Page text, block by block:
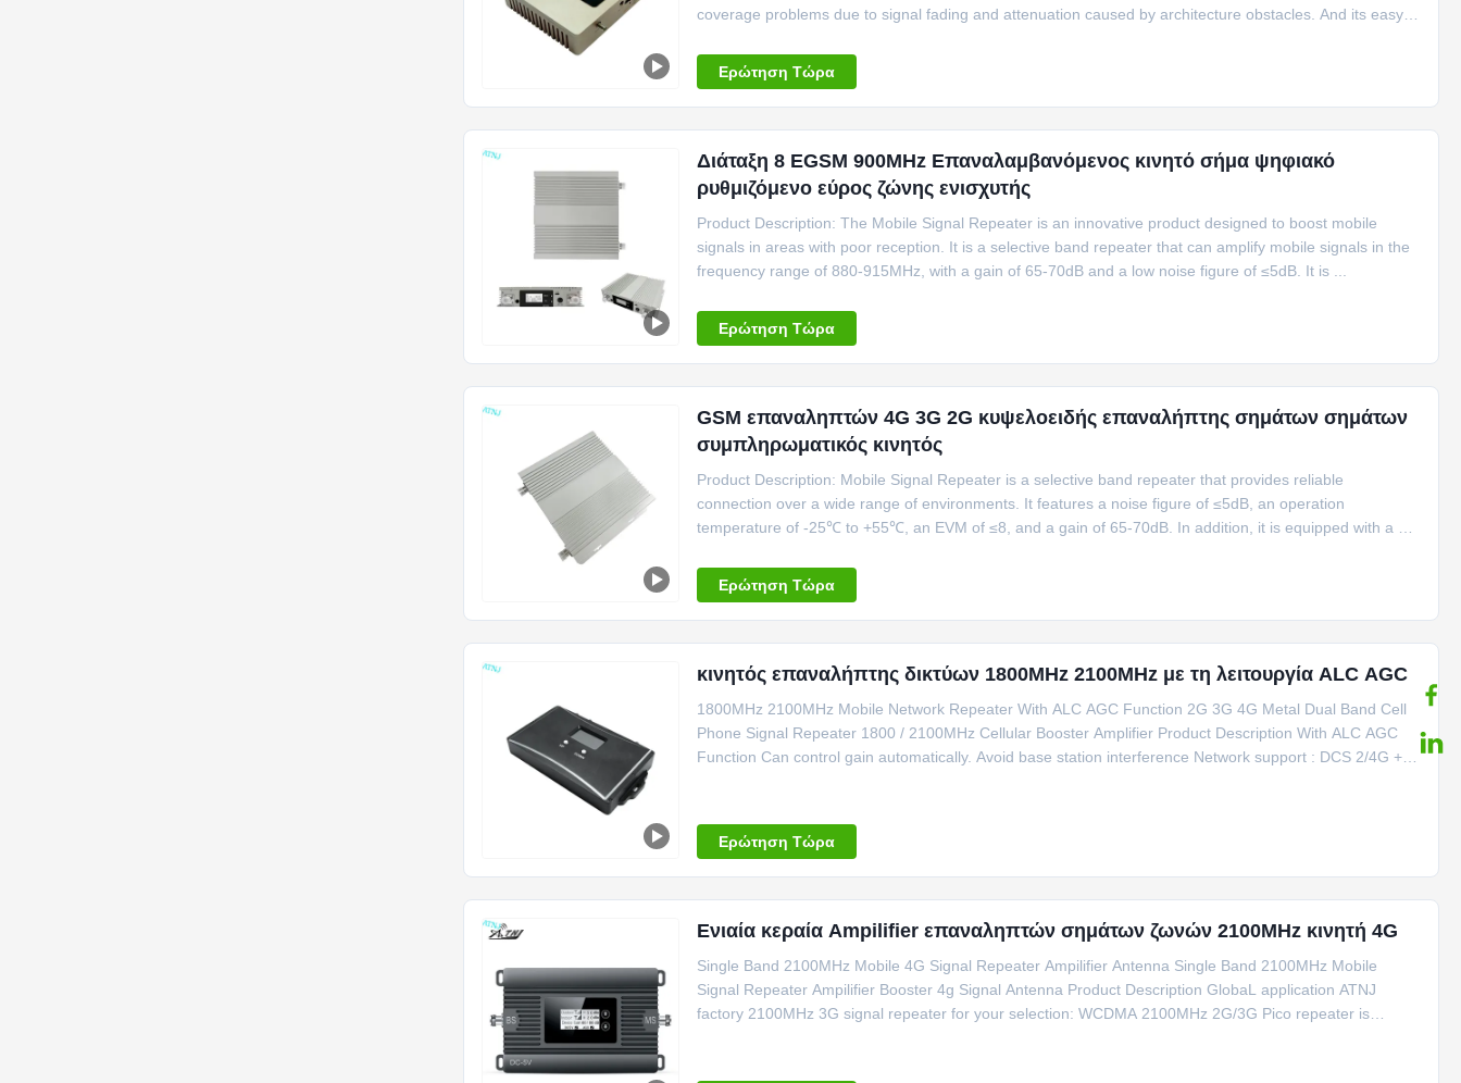
coverage problems due to signal fading and attenuation caused by architecture obstacles. And its easy
Ερώτηση Τώρα
Διάταξη 8 EGSM 900MHz Επαναλαμβανόμενος κινητό σήμα ψηφιακό
ρυθμιζόμενο εύρος ζώνης ενισχυτής
Product Description: The Mobile Signal Repeater is an innovative product designed to boost mobile
signals in areas with poor reception. It is a selective band repeater that can amplify mobile signals in the
frequency range of 880-915MHz, with a gain of 65-70dB and a low noise figure of ≤5dB. It is ...
Ερώτηση Τώρα
GSM επαναληπτών 4G 3G 2G κυψελοειδής επαναλήπτης σημάτων σημάτων
συμπληρωματικός κινητός
Product Description: Mobile Signal Repeater is a selective band repeater that provides reliable
connection over a wide range of environments. It features a noise figure of ≤5dB, an operation
temperature of -25℃ to +55℃, an EVM of ≤8, and a gain of 65-70dB. In addition, it is equipped with a N-
Ερώτηση Τώρα
κινητός επαναλήπτης δικτύων 1800MHz 2100MHz με τη λειτουργία ALC AGC
1800MHz 2100MHz Mobile Network Repeater With ALC AGC Function 2G 3G 4G Metal Dual Band Cell
Phone Signal Repeater 1800 / 2100MHz Cellular Booster Amplifier Product Description With ALC AGC
Function Can control gain automatically. Avoid base station interference Network support : DCS 2/4G +
Ερώτηση Τώρα
Ενιαία κεραία Ampilifier επαναληπτών σημάτων ζωνών 2100MHz κινητή 4G
Single Band 2100MHz Mobile 4G Signal Repeater Ampilifier Antenna Single Band 2100MHz Mobile
Signal Repeater Ampilifier Booster 4g Signal Antenna Product Description GlobaL application ATNJ
factory 2100MHz 3G signal repeater for your selection: WCDMA 2100MHz 2G/3G Pico repeater is